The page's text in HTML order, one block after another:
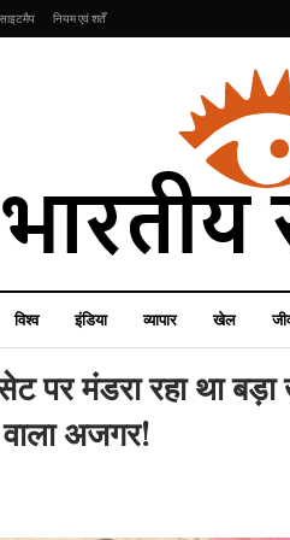
साइटमैप नियम एवं शर्तें
विश्व इंडिया व्यापार खेल
मंडरा रहा था
अजगर!